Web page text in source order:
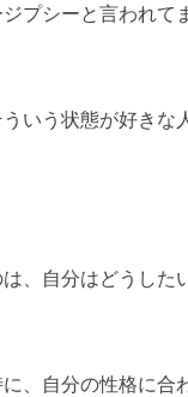
プシーと言われて
いう状態が好きな
、自分はどうした
、自分の性格に合